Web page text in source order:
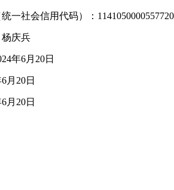
社会信用代码）：
庆兵
年6月20日
20日
20日